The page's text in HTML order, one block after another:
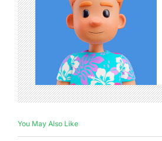
You May Also Like